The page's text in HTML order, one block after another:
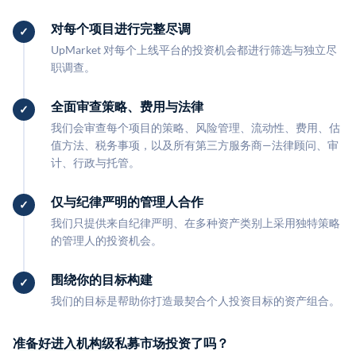
对每个项目进行完整尽调
UpMarket 对每个上线平台的投资机会都进行筛选与独立尽
职调查。
全面审查策略、费用与法律
我们会审查每个项目的策略、风险管理、流动性、费用、估
值方法、税务事项，以及所有第三方服务商—法律顾问、审
计、行政与托管。
仅与纪律严明的管理人合作
我们只提供来自纪律严明、在多种资产类别上采用独特策略
的管理人的投资机会。
围绕你的目标构建
我们的目标是帮助你打造最契合个人投资目标的资产组合。
准备好进入机构级私募市场投资了吗？